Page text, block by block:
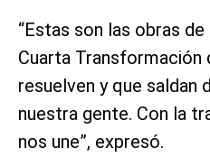
“Estas son las obras
Cuarta Transformación
resuelven y que saldan
nuestra gente. Con la
nos une”, expresó.